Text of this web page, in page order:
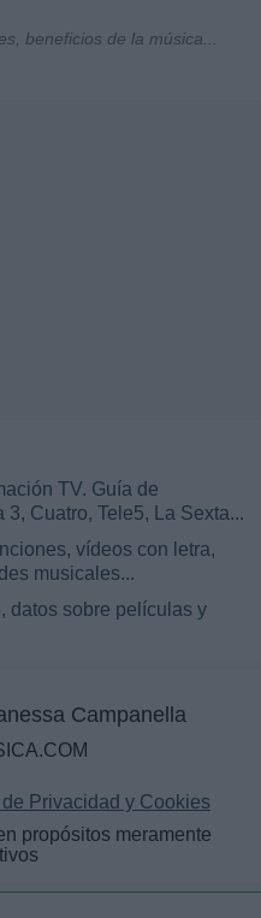
beneficios de la música...
TV. Guía de
Cuatro, Tele5, La Sexta...
vídeos con letra,
musicales...
datos sobre películas y
Campanella
Privacidad y Cookies
propósitos meramente